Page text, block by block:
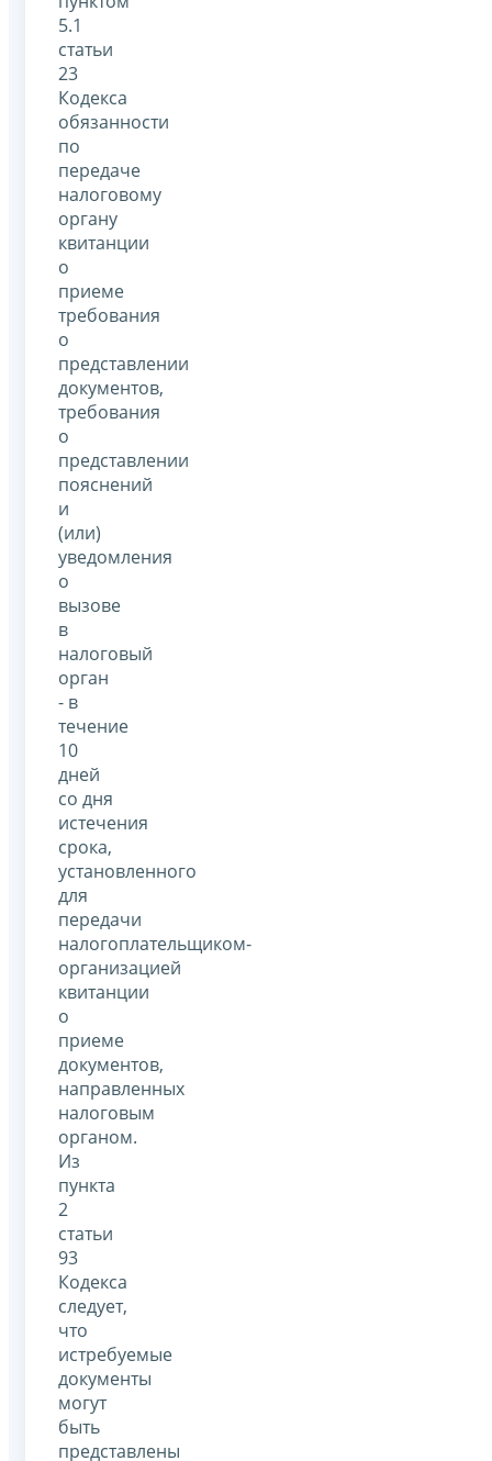
5.1
статьи
23
Кодекса
обязанности
по
передаче
налоговому
органу
квитанции
о
приеме
требования
о
представлении
документов,
требования
о
представлении
пояснений
и
(или)
уведомления
о
вызове
в
налоговый
орган
- в
течение
10
дней
со дня
истечения
срока,
установленного
для
передачи
налогоплательщиком-
организацией
квитанции
о
приеме
документов,
направленных
налоговым
органом.
Из
пункта
2
статьи
93
Кодекса
следует,
что
истребуемые
документы
могут
быть
представлены